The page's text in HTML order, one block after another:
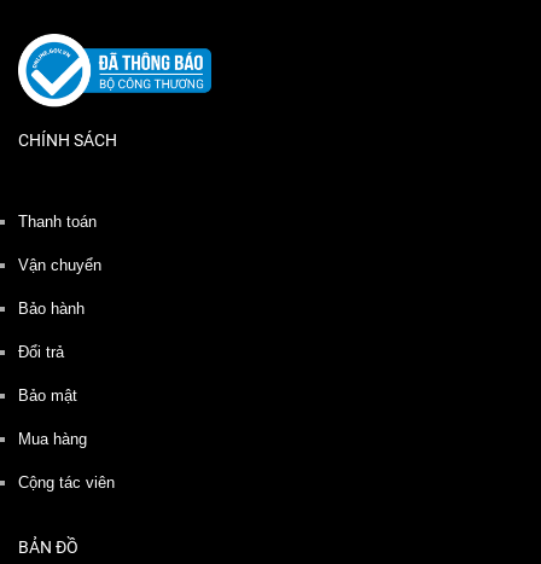
CHÍNH SÁCH
Thanh toán
Vận chuyển
Bảo hành
Đổi trả
Bảo mật
Mua hàng
Cộng tác viên
BẢN ĐỒ